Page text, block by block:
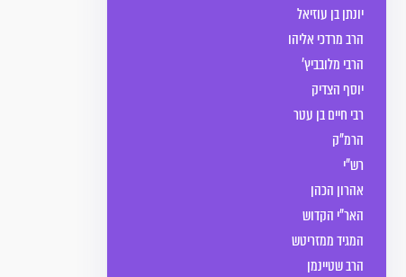
יונתן בן עוזיאל
הרב מרדכי אליהו
הרבי מלובביץ'
יוסף הצדיק
רבי חיים בן עטר
הרמ"ק
רש"י
אהרון הכהן
האר"י הקדוש
המגיד ממזריטש
הרב שטיינמן